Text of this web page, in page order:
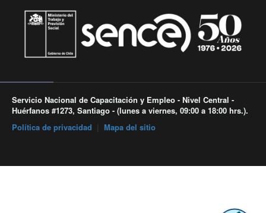
Servicio Nacional de Capacitación y Empleo - Nivel Central -
Huérfanos #1273, Santiago - (lunes a viernes, 09:00 a 18:00 hrs.).
Política de privacidad
Mapa del sitio